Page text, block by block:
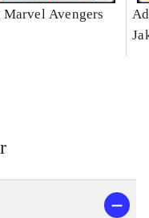
Marvel Avengers